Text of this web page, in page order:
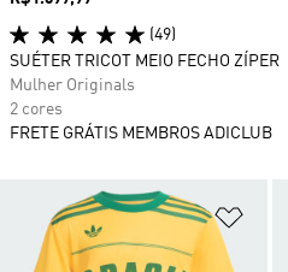
(49)
SUÉTER TRICOT MEIO FECHO ZÍPER
Mulher Originals
2 cores
FRETE GRÁTIS MEMBROS ADICLUB